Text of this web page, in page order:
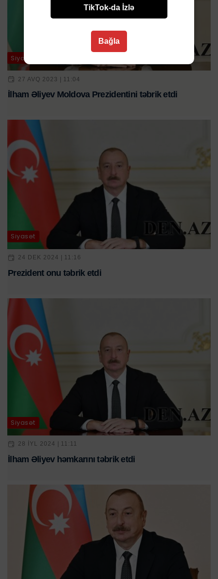
Siyasət
27 AVQ 2023 | 11:04
İlham Əliyev Moldova Prezidentini təbrik etdi
Siyasət
24 DEK 2024 | 11:16
Prezident onu təbrik etdi
Siyasət
28 IYL 2024 | 11:11
İlham Əliyev həmkarını təbrik etdi
TikTok-da İzlə
Bağla